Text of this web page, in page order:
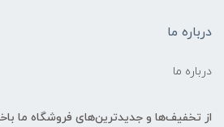
درباره ما
درباره ما
از تخفیف‌ها و جدیدترین‌های فروشگاه ما